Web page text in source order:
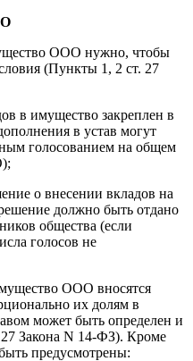
ООО нужно, чтобы
(Пункты 1, 2 ст. 27
в имущество закреплен в
в устав могут
голосованием на общем
о внесении вкладов на
должно быть отдано
общества (если
голосов не
ООО вносятся
их долям в
может быть определен и
Закона N 14-ФЗ). Кроме
предусмотрены: